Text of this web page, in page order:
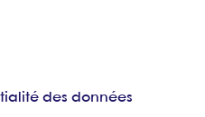
des données